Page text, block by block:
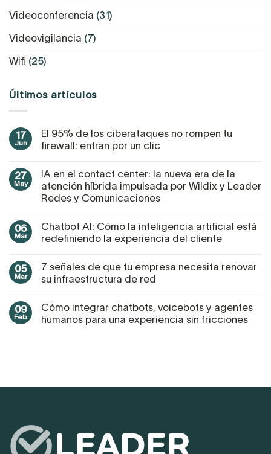
Videoconferencia (31)
Videovigilancia (7)
Wifi (25)
Últimos artículos
17
Jun
El 95% de los ciberataques no rompen tu
firewall: entran por un clic
27
May
IA en el contact center: la nueva era de la
atención híbrida impulsada por Wildix y Leader
Redes y Comunicaciones
06
Mar
Chatbot AI: Cómo la inteligencia artificial está
redefiniendo la experiencia del cliente
05
Mar
7 señales de que tu empresa necesita renovar
su infraestructura de red
09
Feb
Cómo integrar chatbots, voicebots y agentes
humanos para una experiencia sin fricciones